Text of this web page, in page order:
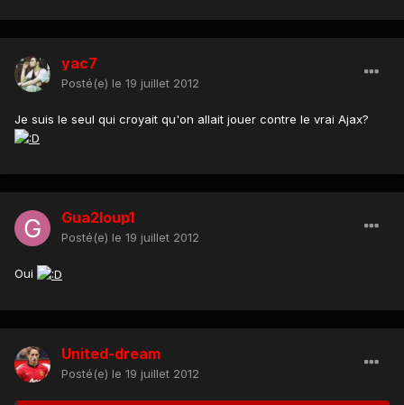
yac7
Posté(e) le 19 juillet 2012
Je suis le seul qui croyait qu'on allait jouer contre le vrai Ajax?
Gua2loup1
Posté(e) le 19 juillet 2012
Oui
United-dream
Posté(e) le 19 juillet 2012